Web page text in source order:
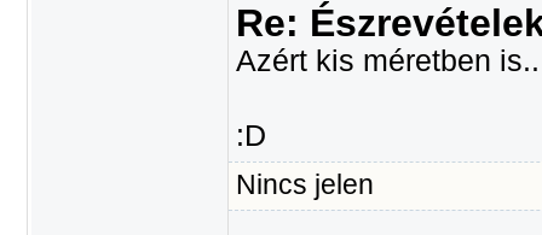
Re:
Azért kis méretben
:D
Nincs jelen